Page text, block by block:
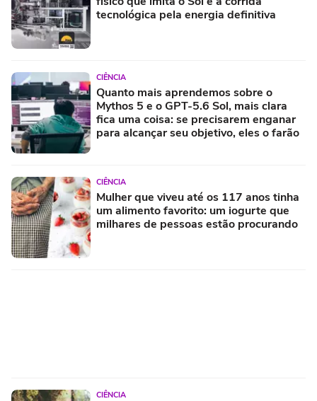
tecnológica pela energia definitiva
CIÊNCIA
Quanto mais aprendemos sobre o
Mythos 5 e o GPT-5.6 Sol, mais clara
fica uma coisa: se precisarem enganar
para alcançar seu objetivo, eles o farão
CIÊNCIA
Mulher que viveu até os 117 anos tinha
um alimento favorito: um iogurte que
milhares de pessoas estão procurando
CIÊNCIA